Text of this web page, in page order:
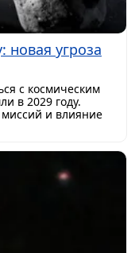
новая угроза
с космическим
в 2029 году.
и влияние